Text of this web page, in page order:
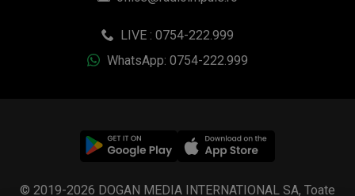
LIVE : 0754-222.999
WhatsApp: 0754-222.999
© 2019-2026 DOGAN MEDIA INTERNATIONAL SA, Toate